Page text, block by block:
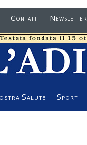
Contatti Newsletter
Salute Sport